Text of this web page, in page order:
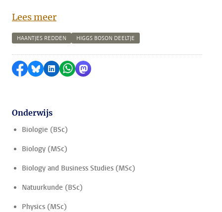
Lees meer
HAANTJES REDDEN HIGGS BOSON DEELTJE
Delen op Facebook
Delen via Bluesky
Delen op LinkedIn
Delen via WhatsApp
Delen via Mastodon
Onderwijs
Biologie (BSc)
Biology (MSc)
Biology and Business Studies (MSc)
Natuurkunde (BSc)
Physics (MSc)